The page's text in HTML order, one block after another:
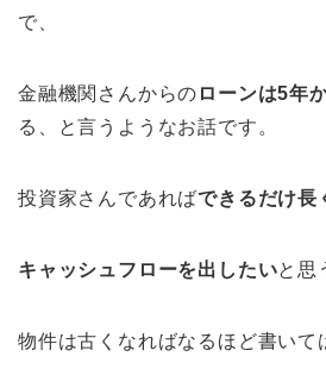
で、
金融機関さんからの ローンは5年
る、と言うようなお話です。
投資家さんであればできるだけ長
キャッシュフローを出したいと思
物件は古くなればなるほど書いて